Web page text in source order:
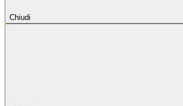
Chiudi